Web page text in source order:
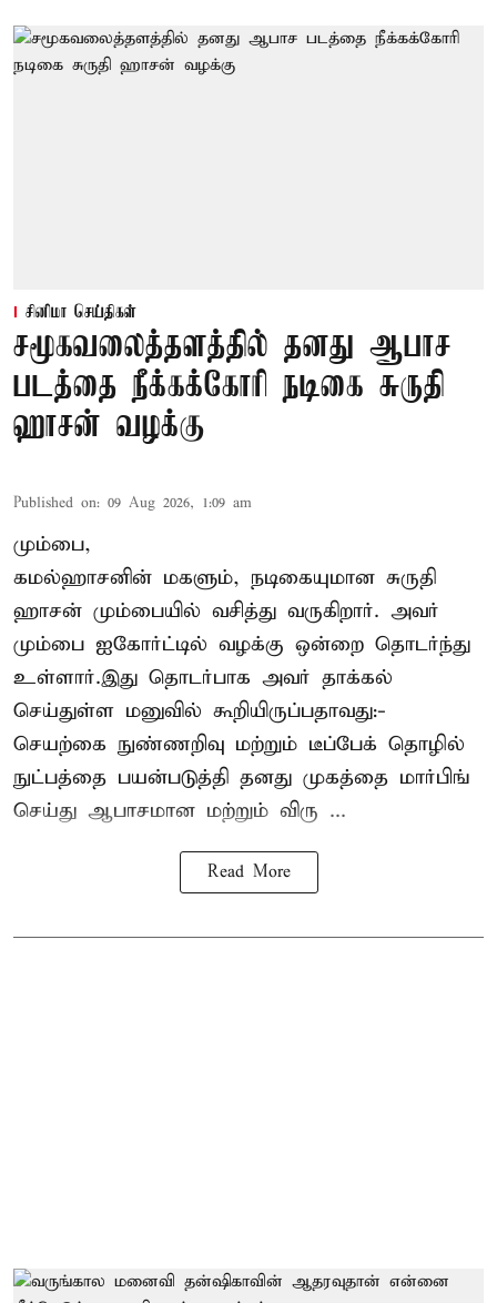
சினிமா செய்திகள்
சமூகவலைத்தளத்தில் தனது ஆபாச
படத்தை நீக்கக்கோரி நடிகை சுருதி
ஹாசன் வழக்கு
Published on: 09 Aug 2026, 1:09 am
மும்பை,
கமல்ஹாசனின் மகளும், நடிகையுமான சுருதி
ஹாசன் மும்பையில் வசித்து வருகிறார். அவர்
மும்பை ஐகோர்ட்டில் வழக்கு ஒன்றை தொடர்ந்து
உள்ளார்.இது தொடர்பாக அவர் தாக்கல்
செய்துள்ள மனுவில் கூறியிருப்பதாவது:-
செயற்கை நுண்ணறிவு மற்றும் டீப்பேக் தொழில்
நுட்பத்தை பயன்படுத்தி தனது முகத்தை மார்பிங்
செய்து ஆபாசமான மற்றும் விரு ...
Read More